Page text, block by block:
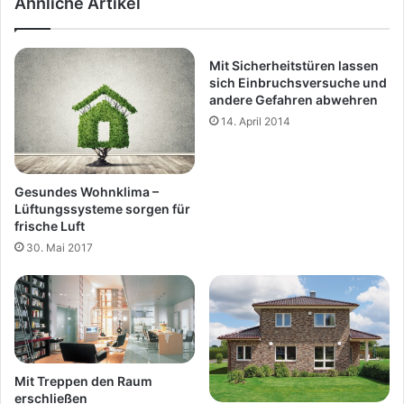
Gesundes Wohnklima –
Lüftungssysteme sorgen für
frische Luft
30. Mai 2017
Mit Sicherheitstüren lassen
sich Einbruchsversuche und
andere Gefahren abwehren
14. April 2014
Mit Treppen den Raum
erschließen